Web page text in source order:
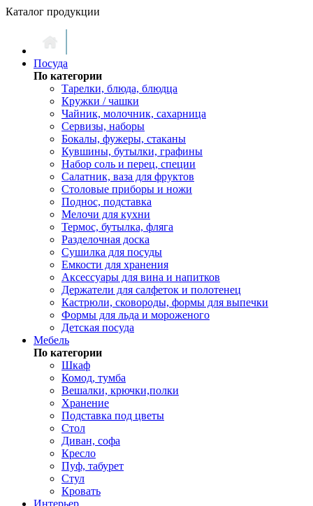
Каталог продукции
Посуда
По категории
Тарелки, блюда, блюдца
Кружки / чашки
Чайник, молочник, сахарница
Сервизы, наборы
Бокалы, фужеры, стаканы
Кувшины, бутылки, графины
Набор соль и перец, специи
Салатник, ваза для фруктов
Столовые приборы и ножи
Поднос, подставка
Мелочи для кухни
Термос, бутылка, фляга
Разделочная доска
Сушилка для посуды
Емкости для хранения
Аксессуары для вина и напитков
Держатели для салфеток и полотенец
Кастрюли, сковороды, формы для выпечки
Формы для льда и мороженого
Детская посуда
Мебель
По категории
Шкаф
Комод, тумба
Вешалки, крючки,полки
Хранение
Подставка под цветы
Стол
Диван, софа
Кресло
Пуф, табурет
Стул
Кровать
Интерьер